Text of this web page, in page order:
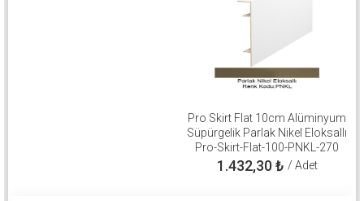
Pro Skirt Flat 10cm Alüminyum
Süpürgelik Parlak Nikel Eloksallı
Pro-Skirt-Flat-100-PNKL-270
1.432,30₺ / Adet